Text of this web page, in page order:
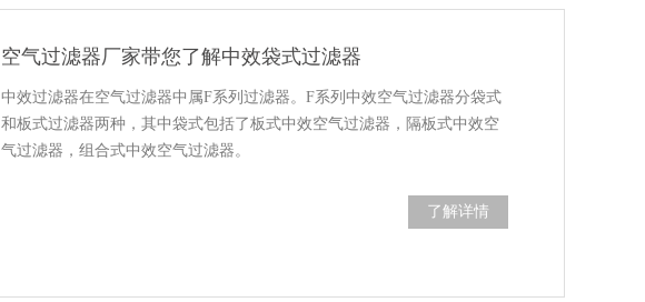
空气过滤器厂家带您了解中效袋式过滤器
中效过滤器在空气过滤器中属F系列过滤器。F系列中效空气过滤器分袋式
和板式过滤器两种，其中袋式包括了板式中效空气过滤器，隔板式中效空
气过滤器，组合式中效空气过滤器。
了解详情